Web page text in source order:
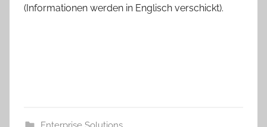
(Informationen werden in Englisch verschickt).